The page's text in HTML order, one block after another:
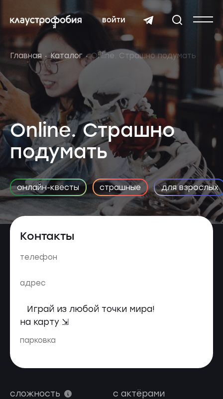
войти
Главная Каталог Online. Страшно подумать
Online. Страшно
подумать
онлайн-квесты страшные для взрослых
Контакты
телефон
адрес
Играй из любой точки мира!
на карту ⇲
парковка
сложность
с актёрами